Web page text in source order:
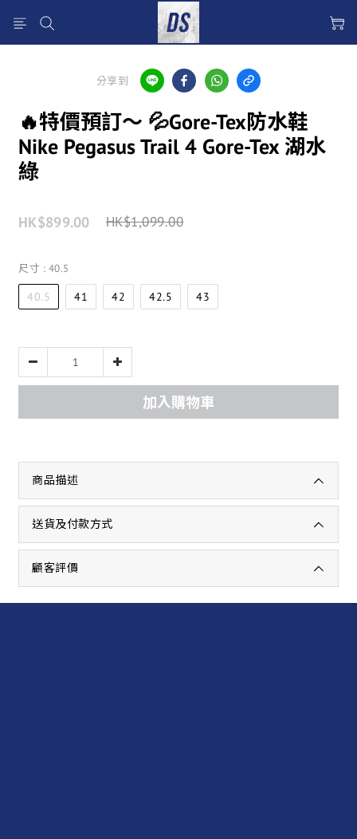
分享到
🔥特價預訂～ 💦Gore-Tex防水鞋
Nike Pegasus Trail 4 Gore-Tex 湖水
綠
HK$899.00 HK$1,099.00
尺寸 : 40.5
40.5 41 42 42.5 43
加入購物車
商品描述
送貨及付款方式
顧客評價